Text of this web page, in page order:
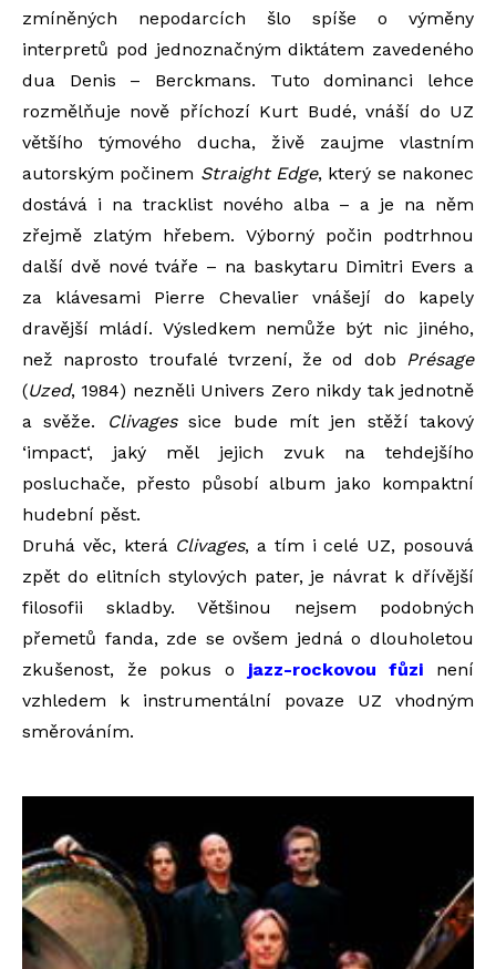
zmíněných nepodarcích šlo spíše o výměny
interpretů pod jednoznačným diktátem zavedeného
dua Denis – Berckmans. Tuto dominanci lehce
rozmělňuje nově příchozí Kurt Budé, vnáší do UZ
většího týmového ducha, živě zaujme vlastním
autorským počinem Straight Edge, který se nakonec
dostává i na tracklist nového alba – a je na něm
zřejmě zlatým hřebem. Výborný počin podtrhnou
další dvě nové tváře – na baskytaru Dimitri Evers a
za klávesami Pierre Chevalier vnášejí do kapely
dravější mládí. Výsledkem nemůže být nic jiného,
než naprosto troufalé tvrzení, že od dob Présage
(Uzed, 1984) nezněli Univers Zero nikdy tak jednotně
a svěže.
Clivagessice bude mít jen stěží takový
‘impact‘, jaký měl jejich zvuk na tehdejšího
posluchače, přesto působí album jako kompaktní
hudební pěst.
Druhá věc, která Clivages, a tím i celé UZ, posouvá
zpět do elitních stylových pater, je návrat k dřívější
filosofii skladby. Většinou nejsem podobných
přemetů fanda, zde se ovšem jedná o dlouholetou
zkušenost, že pokus o jazz-rockovou fůzi není
vzhledem k instrumentální povaze UZ vhodným
směrováním.